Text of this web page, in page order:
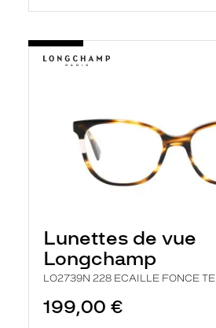
Lunettes de vue
Longchamp
LO2739N 228 ECAILLE FONCE TE
199,00 €